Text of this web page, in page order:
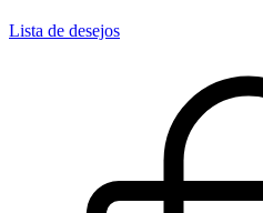
Lista de desejos